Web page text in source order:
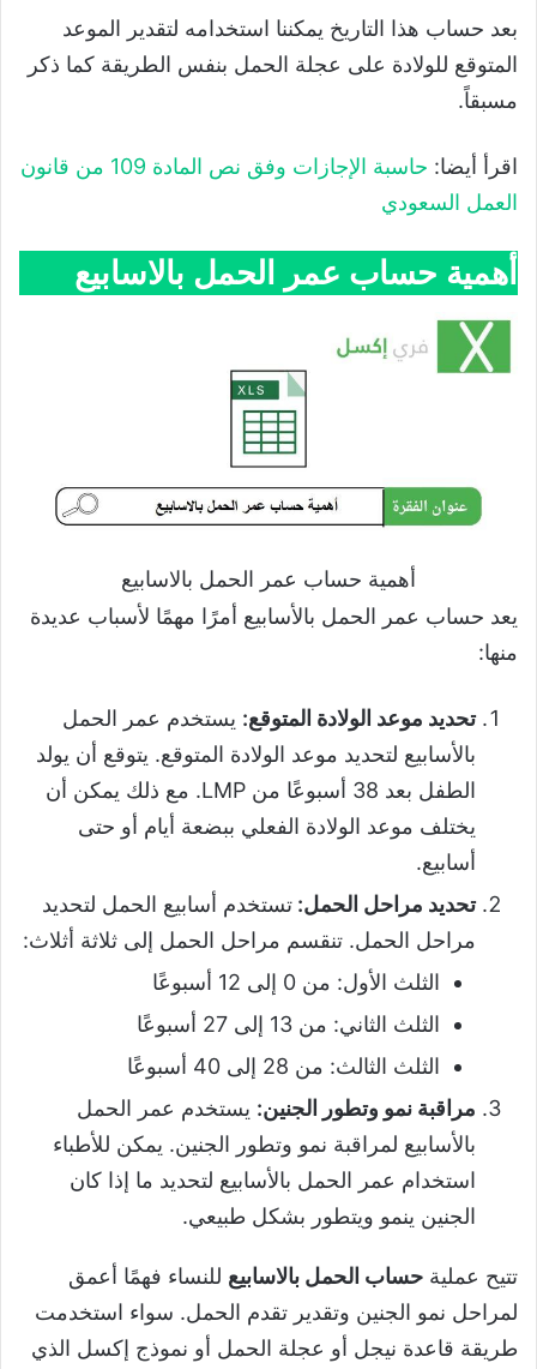
بعد حساب هذا التاريخ يمكننا استخدامه لتقدير الموعد
المتوقع للولادة على عجلة الحمل بنفس الطريقة كما ذكر
مسبقاً.
اقرأ أيضا:
حاسبة الإجازات وفق نص المادة 109 من قانون
العمل السعودي
أهمية حساب عمر الحمل بالاسابيع
أهمية حساب عمر الحمل بالاسابيع
يعد حساب عمر الحمل بالأسابيع أمرًا مهمًا لأسباب عديدة
منها:
تحديد موعد الولادة المتوقع: يستخدم عمر الحمل
بالأسابيع لتحديد موعد الولادة المتوقع. يتوقع أن يولد
الطفل بعد 38 أسبوعًا من LMP. مع ذلك يمكن أن
يختلف موعد الولادة الفعلي ببضعة أيام أو حتى
أسابيع.
تحديد مراحل الحمل: تستخدم أسابيع الحمل لتحديد
مراحل الحمل. تنقسم مراحل الحمل إلى ثلاثة أثلاث:
الثلث الأول: من 0 إلى 12 أسبوعًا
الثلث الثاني: من 13 إلى 27 أسبوعًا
الثلث الثالث: من 28 إلى 40 أسبوعًا
مراقبة نمو وتطور الجنين: يستخدم عمر الحمل
بالأسابيع لمراقبة نمو وتطور الجنين. يمكن للأطباء
استخدام عمر الحمل بالأسابيع لتحديد ما إذا كان
الجنين ينمو ويتطور بشكل طبيعي.
تتيح عملية حساب الحمل بالاسابيع للنساء فهمًا أعمق
لمراحل نمو الجنين وتقدير تقدم الحمل. سواء استخدمت
طريقة قاعدة نيجل أو عجلة الحمل أو نموذج إكسل الذي